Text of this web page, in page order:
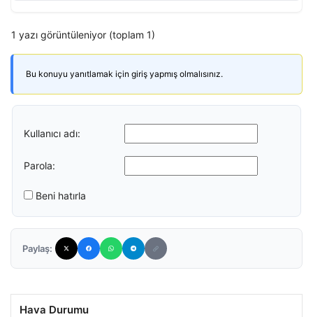
1 yazı görüntüleniyor (toplam 1)
Bu konuyu yanıtlamak için giriş yapmış olmalısınız.
Kullanıcı adı:
Parola:
Beni hatırla
Paylaş:
Hava Durumu